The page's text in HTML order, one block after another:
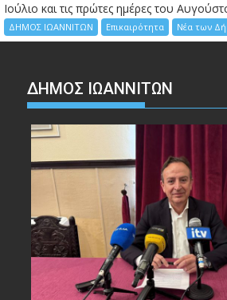
Ιούλιο και τις πρώτες ημέρες του
ΔΗΜΟΣ ΙΩΑΝΝΙΤΩΝ Επικαιρότητα Νέα των
ΔΗΜΟΣ ΙΩΑΝΝΙΤΩΝ